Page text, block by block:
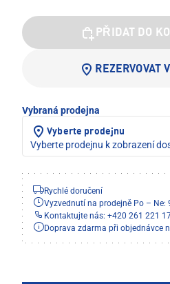
PŘIDAT DO
REZERVOVAT
Vybraná prodejna
Vyberte prodejnu
Vyberte prodejnu k zobrazení
Rychlé doručení
Vyzvednutí na prodejně Po – Ne:
Kontaktujte nás: +420 261 221
Doprava zdarma při objednávce